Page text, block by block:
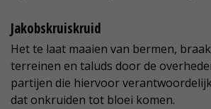
Jakobskruiskruid
Het te laat maaien van bermen,
terreinen en taluds door de
partijen die hiervoor
dat onkruiden tot bloei komen.